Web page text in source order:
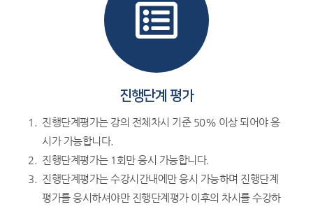
진행단계 평가
진행단계평가는 강의 전체차시 기준 50% 이상 되어야 응
시가 가능합니다.
진행단계평가는 1회만 응시 가능합니다.
진행단계평가는 수강시간내에만 응시 가능하며 진행단계
평가를 응시하셔야만 진행단계평가 이후의 차시를 수강하